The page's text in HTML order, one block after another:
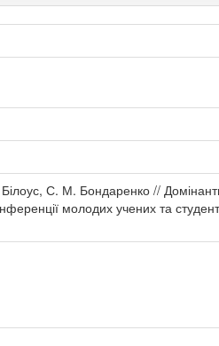
С. М. Бондаренко //
молодих учених та